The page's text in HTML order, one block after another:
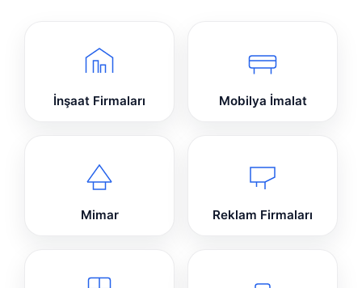
İnşaat Firmaları Mobilya İmalat
Mimar Reklam Firmaları